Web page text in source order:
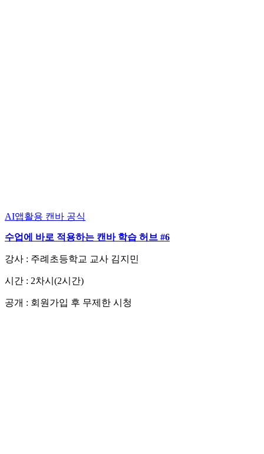
AI앱활용 캔바 공식
수업에 바로 적용하는 캔바 학습 허브 #6
강사 : 주례초등학교 교사 김지민
시간 : 2차시(2시간)
공개 : 회원가입 후 무제한 시청